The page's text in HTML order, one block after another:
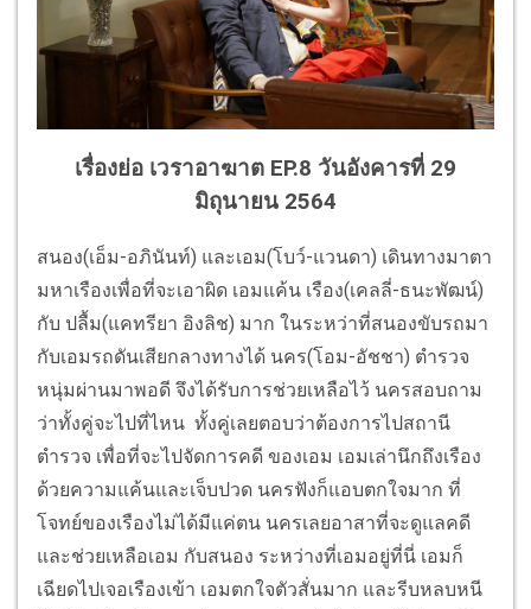
เรื่องย่อ เวราอาฆาต EP.8 วันอังคารที่ 29
มิถุนายน 2564
สนอง(เอ็ม-อภินันท์) และเอม(โบว์-แวนดา) เดินทางมาตา
มหาเรืองเพื่อที่จะเอาผิด เอมแค้น เรือง(เคลลี่-ธนะพัฒน์)
กับ ปลื้ม(แคทรียา อิงลิช) มาก ในระหว่าที่สนองขับรถมา
กับเอมรถดันเสียกลางทางได้ นคร(โอม-อัชชา) ตำรวจ
หนุ่มผ่านมาพอดี จึงได้รับการช่วยเหลือไว้ นครสอบถาม
ว่าทั้งคู่จะไปที่ไหน ทั้งคู่เลยตอบว่าต้องการไปสถานี
ตำรวจ เพื่อที่จะไปจัดการคดี ของเอม เอมเล่านึกถึงเรือง
ด้วยความแค้นและเจ็บปวด นครฟังก็แอบตกใจมาก ที่
โจทย์ของเรืองไม่ได้มีแค่ตน นครเลยอาสาที่จะดูแลคดี
และช่วยเหลือเอม กับสนอง ระหว่างที่เอมอยู่ที่นี่ เอมก็
เฉียดไปเจอเรืองเข้า เอมตกใจตัวสั่นมาก และรีบหลบหนี